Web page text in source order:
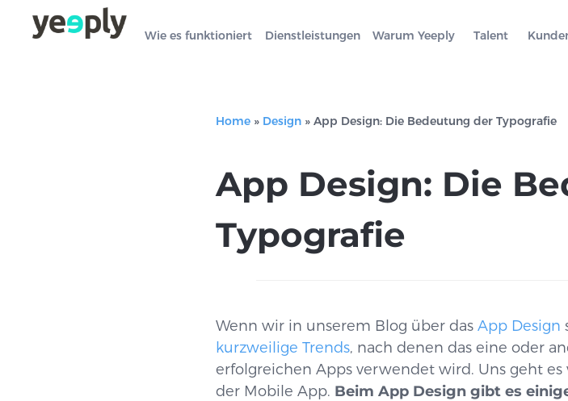
Wie es funktioniert Dienstleistungen Warum Yeeply Talent
Home » Design » App Design: Die Bedeutung der Typografie
App Design: Die
Typografie
Wenn wir in unserem Blog über das App Design
kurzweilige Trends, nach denen das eine oder
erfolgreichen Apps verwendet wird. Uns geht
der Mobile App. Beim App Design gibt es